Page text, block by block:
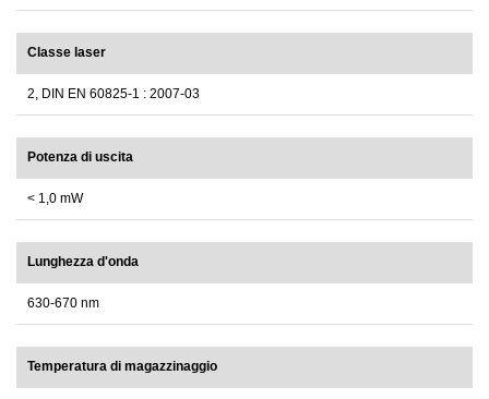
Classe laser
2, DIN EN 60825-1 : 2007-03
Potenza di uscita
< 1,0 mW
Lunghezza d'onda
630-670 nm
Temperatura di magazzinaggio